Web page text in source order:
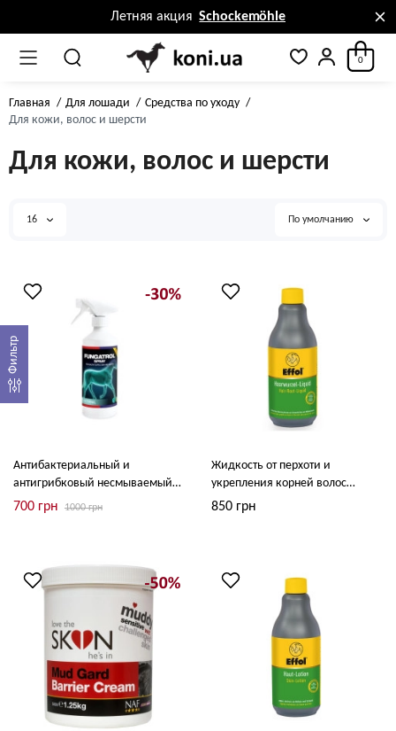
Летняя акция Schockemöhle
0
Главная Для лошади
Средства по уходу
Для кожи, волос и шерсти
Для кожи, волос и шерсти
16 По умолчанию
Фильтр
Антибактериальный и
антигрибковый несмываемый
спрей для лошади Fungatrol
1000 грн
700 грн
Жидкость от перхоти и
укрепления корней волос
лошади Hair-Root-Liguid, Effol
850 грн